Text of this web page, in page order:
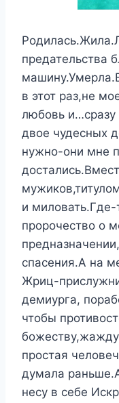
предательства
в этот раз,не
любовь
двое чудесных
нужно-они мне
и миловать.Где-
пророчество о
спасения.А на
Жриц-
демиурга,
чтобы
простая
думала
несу в себе